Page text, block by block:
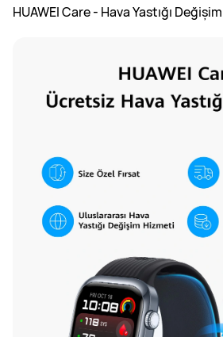
HUAWEI Care - Hava Yastığı